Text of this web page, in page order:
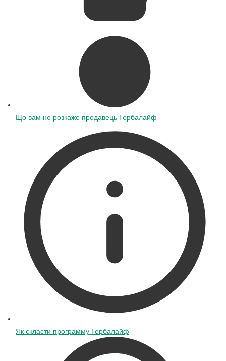
Що вам не розкаже продавець Гербалайф
Як скласти программу Гербалайф